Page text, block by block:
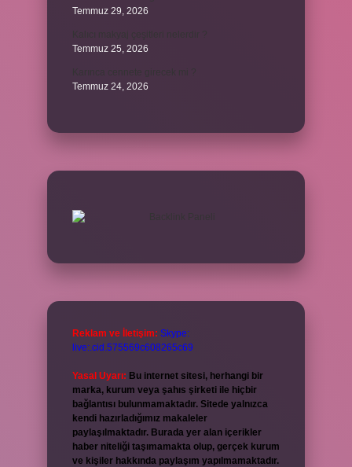
Temmuz 29, 2026
Temmuz 25, 2026
Temmuz 24, 2026
Reklam ve İletişim: Skype:
live:.cid.575569c608265c69
Yasal Uyarı: Bu internet sitesi, herhangi bir
marka, kurum veya şahıs şirketi ile hiçbir
bağlantısı bulunmamaktadır. Sitede yalnızca
kendi hazırladığımız makaleler
paylaşılmaktadır. Burada yer alan içerikler
haber niteliği taşımamakta olup, gerçek kurum
ve kişiler hakkında paylaşım yapılmamaktadır.